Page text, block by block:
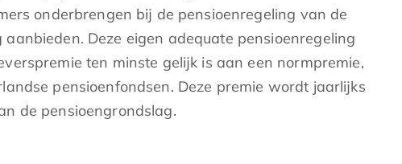
onderbrengen bij de pensioenregeling van de
Deze eigen adequate pensioenregeling
ten minste gelijk is aan een normpremie,
pensioenfondsen. Deze premie wordt jaarlijks
de pensioengrondslag.